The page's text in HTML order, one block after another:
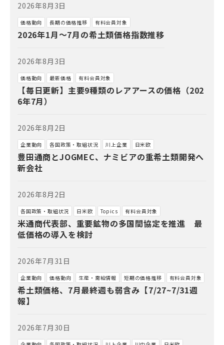
2026年8月3日
価格動向 長期の価格推移 有料会員対象
2026年1月～7月の希土類価格指数推移
2026年8月3日
価格動向 最新価格 有料会員対象
【毎日更新】主要9種類のレアアースの価格（202
6年7月）
2026年8月2日
企業動向 各国政策・取組状況 川上企業 日米欧
豊田通商とJOGMEC、ナミビアの重希土類開発へ
新会社
2026年8月2日
各国政策・取組状況 日米欧 Topics 有料会員対象
米通商代表部、重要鉱物の多国間協定を推進 最
低価格の導入を検討
2026年7月31日
企業動向 価格動向 生産・需給情報 短期の価格推移 有料会員対象
希土類価格、7月最終週も弱含み【7/27~7/31週
報】
2026年7月30日